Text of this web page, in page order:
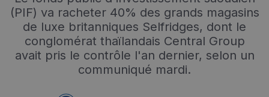
(PIF) va racheter 40% des grands magasins
de luxe britanniques Selfridges, dont le
conglomérat thaïlandais Central Group
avait pris le contrôle l'an dernier, selon un
communiqué mardi.